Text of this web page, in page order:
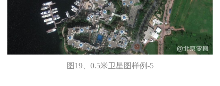
图19、0.5米卫星图样例-5